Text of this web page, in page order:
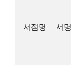
서점명 서명